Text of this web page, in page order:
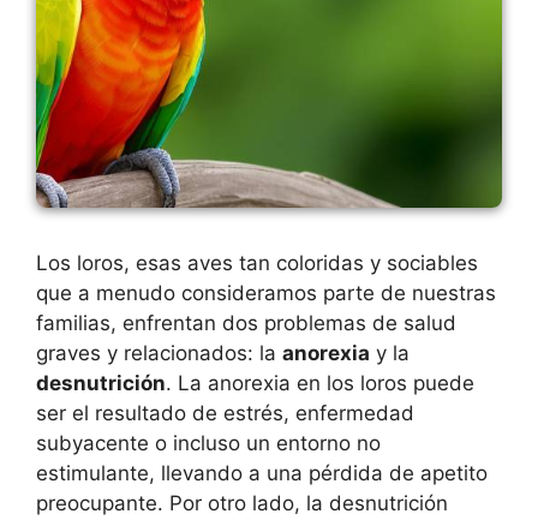
Los loros, esas aves tan coloridas y sociables
que a menudo consideramos parte de nuestras
familias, enfrentan dos problemas de salud
graves y relacionados: la anorexia y la
desnutrición. La anorexia en los loros puede
ser el resultado de estrés, enfermedad
subyacente o incluso un entorno no
estimulante, llevando a una pérdida de apetito
preocupante. Por otro lado, la desnutrición